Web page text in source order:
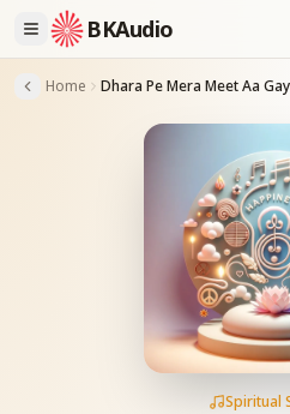
BKAudio
Home Dhara Pe Mera Meet Aa
Spiritual